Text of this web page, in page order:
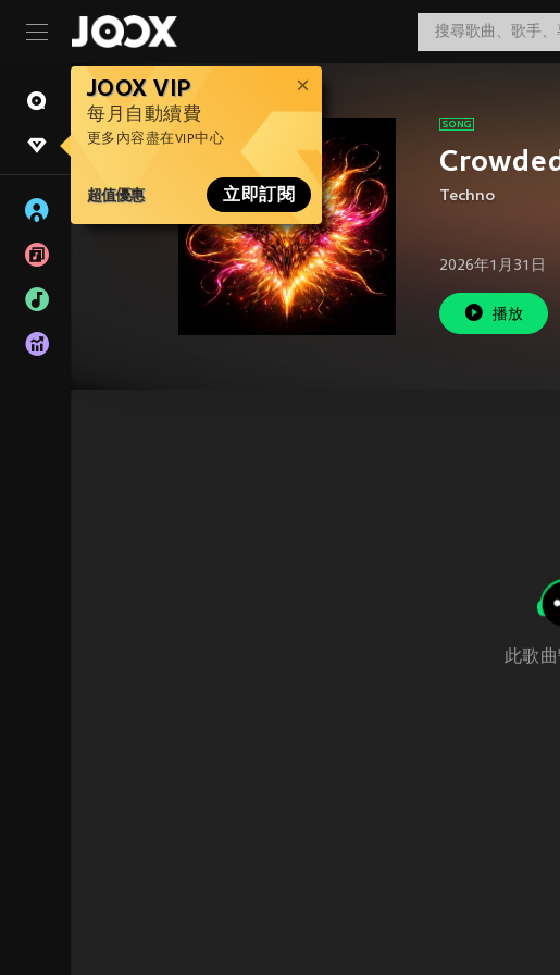
JOOX VIP
每月自動續費
更多內容盡在VIP中心
超值優惠 立即訂閱
Crowded
Techno
2026年1月31日
播放
此歌